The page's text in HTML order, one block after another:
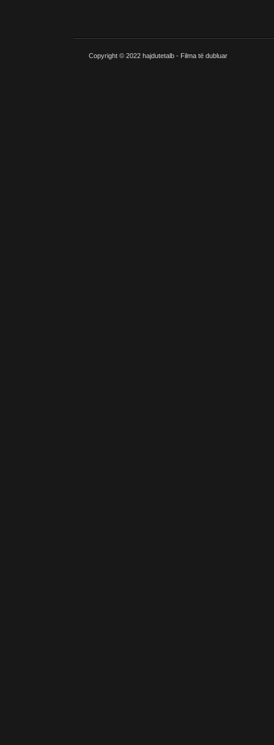
Copyright © 2022 hajdutetalb - Filma të dubluar